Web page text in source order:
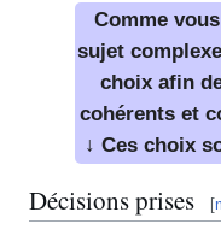
Comme
sujet
choix afin
cohérents et
↓ Ces choix
Décisions prises [